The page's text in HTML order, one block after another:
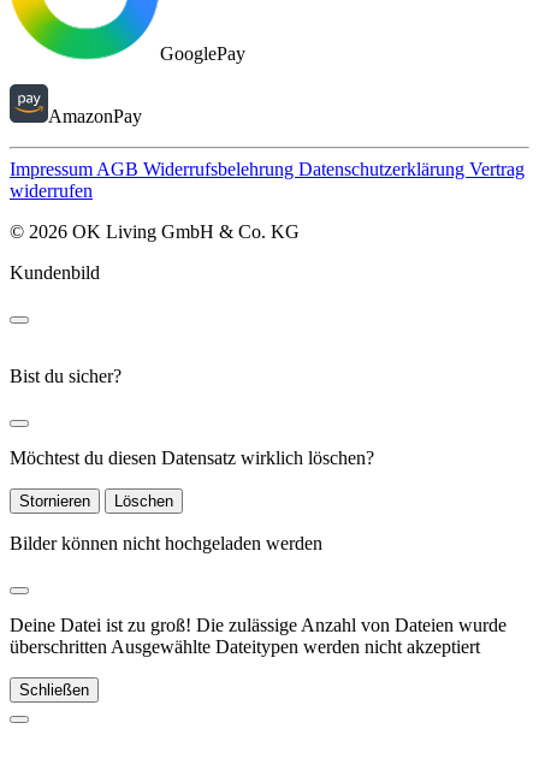
GooglePay
AmazonPay
ImpressumAGB Widerrufsbelehrung Datenschutzerklärung Vertrag
widerrufen
© 2026 OK Living GmbH & Co. KG
Kundenbild
Bist du sicher?
Möchtest du diesen Datensatz wirklich löschen?
Stornieren Löschen
Bilder können nicht hochgeladen werden
Deine Datei ist zu groß! Die zulässige Anzahl von Dateien wurde
überschrittenAusgewählte Dateitypen werden nicht akzeptiert
Schließen